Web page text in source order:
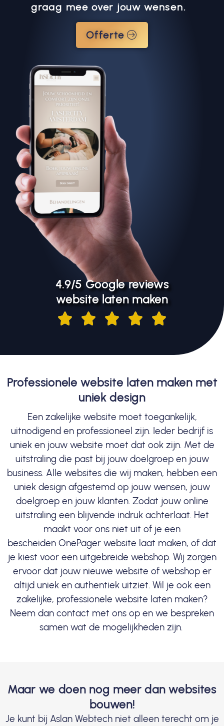
4.9/5 Google reviews
website laten maken
graag mee over jouw wensen.
Offerte
Professionele website laten maken met
uniek design
Een zakelijke website moet toegankelijk,
uitnodigend en professioneel zijn. Ieder bedrijf is
uniek en jouw website moet dat ook zijn. Met de
uitstraling die past bij jouw doelgroep en jouw
business. Alle websites die wij maken, hebben een
uniek design afgestemd op jouw wensen, jouw
doelgroep en jouw klanten. Zodat jouw online
uitstraling een blijvende indruk achterlaat. Het
maakt voor ons niet uit of je een
bescheiden OnePager website laat maken, of dat
je kiest voor een uitgebreide webshop. Wij zorgen
ervoor dat jouw nieuwe website of webshop er
altijd uniek en authentiek uitziet. Wil je ook een
zakelijke, professionele website laten maken?
Neem dan contact met ons op en we bespreken
samen wat de mogelijkheden zijn.
Maar we doen nog meer dan websites
bouwen!
Je kunt bij Aslan Webtech niet alleen terecht om je